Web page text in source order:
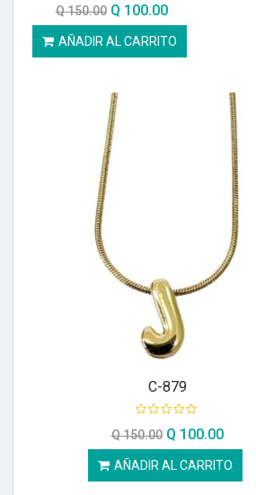
Q150.00 Q 100.00
AÑADIR AL CARRITO
C-879
Q150.00 Q 100.00
AÑADIR AL CARRITO